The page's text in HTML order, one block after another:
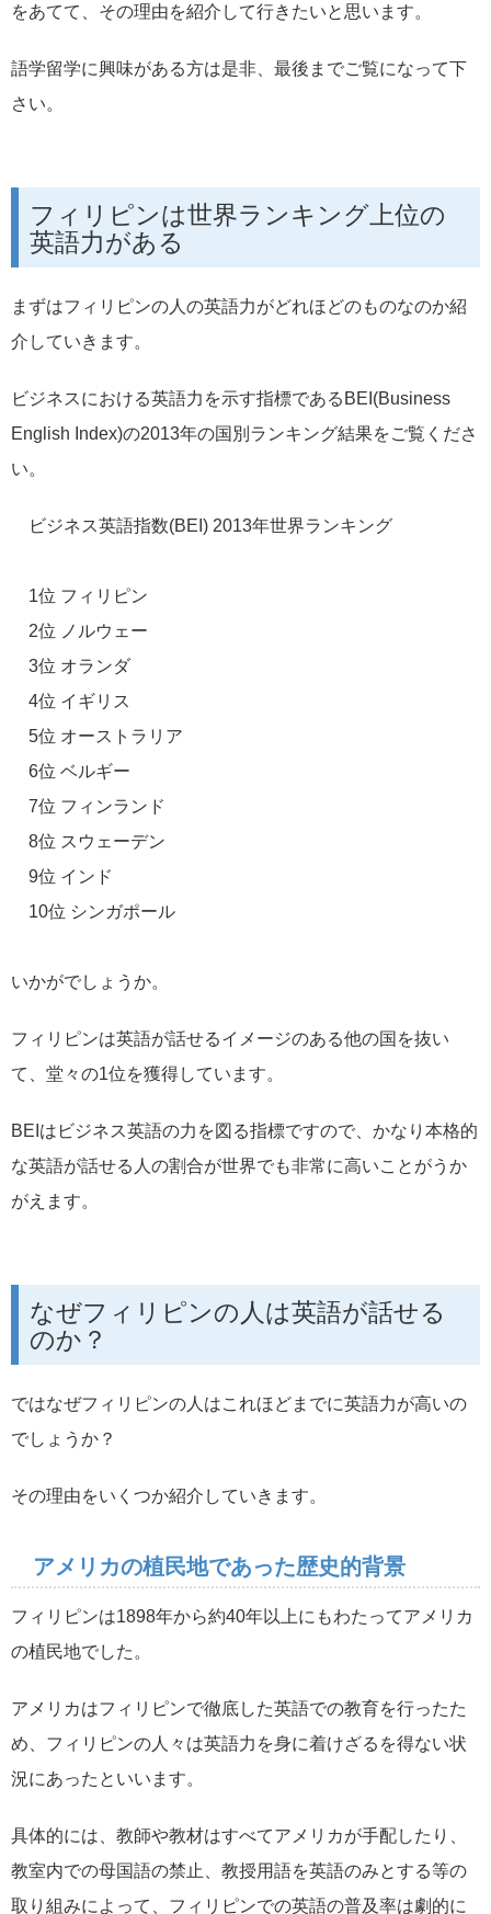
をあてて、その理由を紹介して行きたいと思います。
語学留学に興味がある方は是非、最後までご覧になって下
さい。
フィリピンは世界ランキング上位の
英語力がある
まずはフィリピンの人の英語力がどれほどのものなのか紹
介していきます。
ビジネスにおける英語力を示す指標であるBEI(Business
English Index)の2013年の国別ランキング結果をご覧くださ
い。
ビジネス英語指数(BEI) 2013年世界ランキング
1位 フィリピン
2位 ノルウェー
3位 オランダ
4位 イギリス
5位 オーストラリア
6位 ベルギー
7位 フィンランド
8位 スウェーデン
9位 インド
10位 シンガポール
いかがでしょうか。
フィリピンは英語が話せるイメージのある他の国を抜い
て、堂々の1位を獲得しています。
BEIはビジネス英語の力を図る指標ですので、かなり本格的
な英語が話せる人の割合が世界でも非常に高いことがうか
がえます。
なぜフィリピンの人は英語が話せる
のか？
ではなぜフィリピンの人はこれほどまでに英語力が高いの
でしょうか？
その理由をいくつか紹介していきます。
アメリカの植民地であった歴史的背景
フィリピンは1898年から約40年以上にもわたってアメリカ
の植民地でした。
アメリカはフィリピンで徹底した英語での教育を行ったた
め、フィリピンの人々は英語力を身に着けざるを得ない状
況にあったといいます。
具体的には、教師や教材はすべてアメリカが手配したり、
教室内での母国語の禁止、教授用語を英語のみとする等の
取り組みによって、フィリピンでの英語の普及率は劇的に